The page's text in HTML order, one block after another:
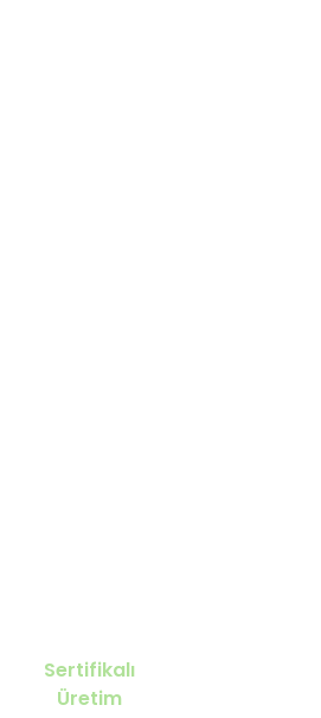
Sertifikalı
Üretim